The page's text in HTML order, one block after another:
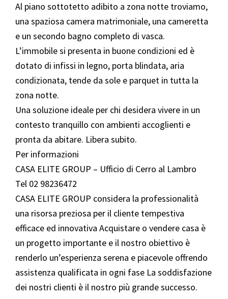
Al piano sottotetto adibito a zona notte troviamo,
una spaziosa camera matrimoniale, una cameretta
e un secondo bagno completo di vasca.
L’immobile si presenta in buone condizioni ed è
dotato di infissi in legno, porta blindata, aria
condizionata, tende da sole e parquet in tutta la
zona notte.
Una soluzione ideale per chi desidera vivere in un
contesto tranquillo con ambienti accoglienti e
pronta da abitare. Libera subito.
Per informazioni
CASA ELITE GROUP – Ufficio di Cerro al Lambro
Tel 02 98236472
CASA ELITE GROUP considera la professionalità
una risorsa preziosa per il cliente tempestiva
efficace ed innovativa Acquistare o vendere casa è
un progetto importante e il nostro obiettivo è
renderlo un’esperienza serena e piacevole offrendo
assistenza qualificata in ogni fase La soddisfazione
dei nostri clienti è il nostro più grande successo.